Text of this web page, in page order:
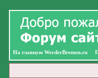
На главную WerderBremen.ru